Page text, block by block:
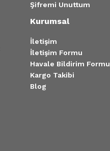
Şifremi Unuttum
Kurumsal
İletişim
İletişim Formu
Havale Bildirim Formu
Kargo Takibi
Blog